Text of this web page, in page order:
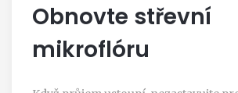
Obnovte střevní
mikroflóru